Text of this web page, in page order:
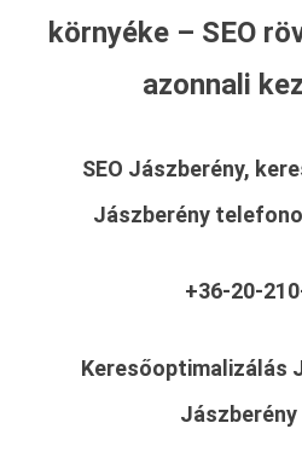
környéke – SEO
azonnali
SEO Jászberény,
Jászberény
+36-20-
Keresőoptimalizálás
Jászberény